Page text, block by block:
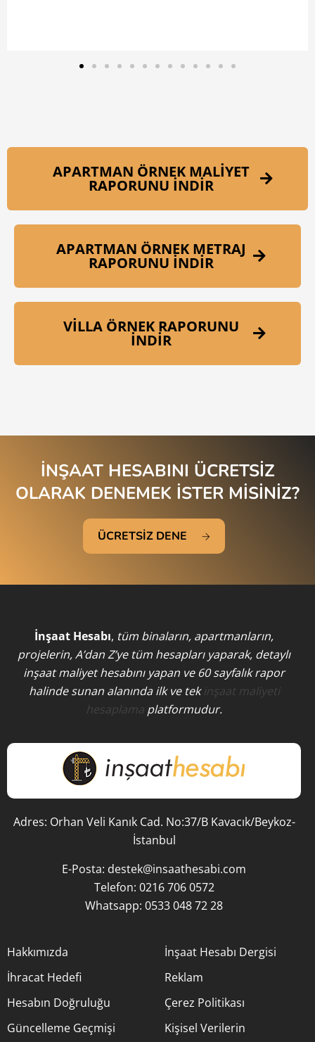
APARTMAN ÖRNEK MALİYET
RAPORUNU İNDİR
APARTMAN ÖRNEK METRAJ
RAPORUNU İNDİR
VİLLA ÖRNEK RAPORUNU
İNDİR
İNŞAAT HESABINI ÜCRETSİZ
OLARAK DENEMEK İSTER MİSİNİZ?
ÜCRETSİZ DENE
İnşaat Hesabı, tüm binaların, apartmanların,
projelerin, A’dan Z’ye tüm hesapları yaparak, detaylı
inşaat maliyet hesabını yapan ve 60 sayfalık rapor
halinde sunan alanında ilk ve tekinşaat maliyeti
hesaplama platformudur.
Adres: Orhan Veli Kanık Cad. No:37/B Kavacık/Beykoz-
İstanbul
E-Posta: destek@insaathesabi.com
Telefon: 0216 706 0572
Whatsapp: 0533 048 72 28
Hakkımızda
İhracat Hedefi
Hesabın Doğruluğu
Güncelleme Geçmişi
İnşaat Hesabı Dergisi
Reklam
Çerez Politikası
Kişisel Verilerin